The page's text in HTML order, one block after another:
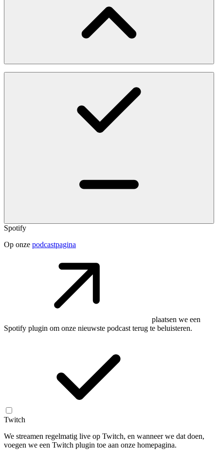
Spotify
Op onze podcastpagina
plaatsen we een
Spotify plugin om onze nieuwste podcast terug te beluisteren.
Twitch
We streamen regelmatig live op Twitch, en wanneer we dat doen,
voegen we een Twitch plugin toe aan onze homepagina.